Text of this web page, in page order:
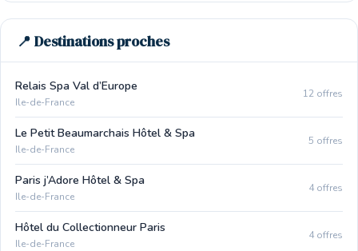
📍 Destinations proches
Relais Spa Val d’Europe
Ile-de-France
12 offres
Le Petit Beaumarchais Hôtel & Spa
Ile-de-France
5 offres
Paris j’Adore Hôtel & Spa
Ile-de-France
4 offres
Hôtel du Collectionneur Paris
Ile-de-France
4 offres